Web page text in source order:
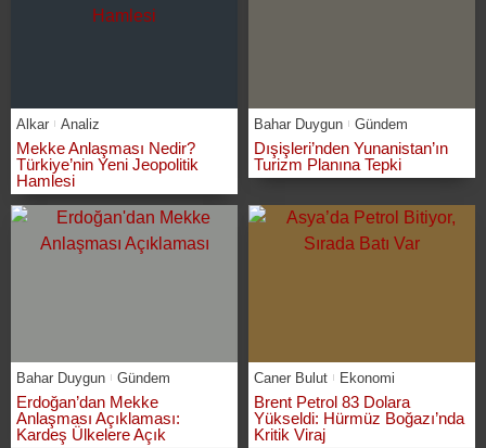
Alkar Analiz
Mekke Anlaşması Nedir?
Türkiye’nin Yeni Jeopolitik
Hamlesi
Bahar Duygun Gündem
Dışişleri’nden Yunanistan’ın
Turizm Planına Tepki
Bahar Duygun Gündem
Erdoğan’dan Mekke
Anlaşması Açıklaması:
Kardeş Ülkelere Açık
Caner Bulut Ekonomi
Brent Petrol 83 Dolara
Yükseldi: Hürmüz Boğazı’nda
Kritik Viraj